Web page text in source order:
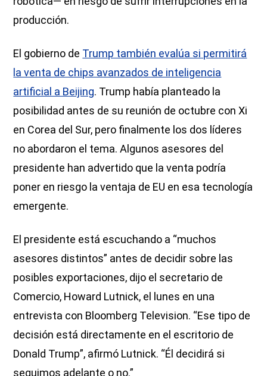
producción.
El gobierno de Trump también evalúa si permitirá
la venta de chips avanzados de inteligencia
artificial a Beijing. Trump había planteado la
posibilidad antes de su reunión de octubre con Xi
en Corea del Sur, pero finalmente los dos líderes
no abordaron el tema. Algunos asesores del
presidente han advertido que la venta podría
poner en riesgo la ventaja de EU en esa tecnología
emergente.
El presidente está escuchando a “muchos
asesores distintos” antes de decidir sobre las
posibles exportaciones, dijo el secretario de
Comercio, Howard Lutnick, el lunes en una
entrevista con Bloomberg Television. “Ese tipo de
decisión está directamente en el escritorio de
Donald Trump”, afirmó Lutnick. “Él decidirá si
seguimos adelante o no.”